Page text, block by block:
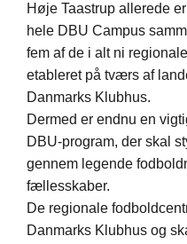
Høje Taastrup allerede
hele DBU Campus
fem af de i alt ni
etableret på tværs af
Danmarks Klubhus.
Dermed er endnu en
DBU-program, der skal
gennem legende
fællesskaber.
De regionale
Danmarks Klubhus og